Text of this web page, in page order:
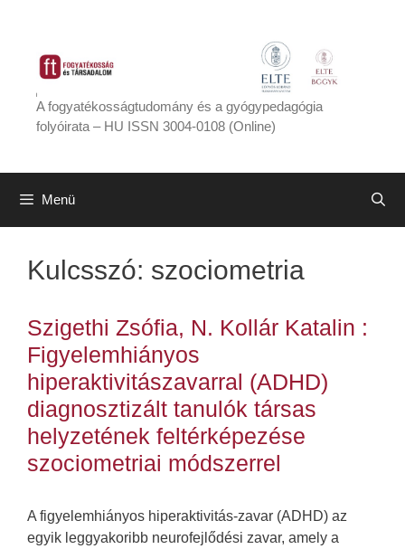
tartalomba
A fogyatékosságtudomány és a gyógypedagógia
folyóirata – HU ISSN 3004-0108 (Online)
Menü
Kulcsszó: szociometria
Szigethi Zsófia, N. Kollár Katalin :
Figyelemhiányos
hiperaktivitászavarral (ADHD)
diagnosztizált tanulók társas
helyzetének feltérképezése
szociometriai módszerrel
A figyelemhiányos hiperaktivitás-zavar (ADHD) az
egyik leggyakoribb neurofejlődési zavar, amely a